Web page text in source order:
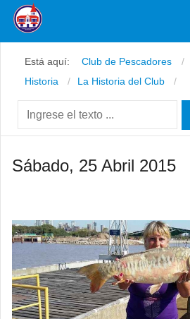
Youtube
Instagram
Está aquí: Club de Pescadores
Historia
La Historia del Club
Sábado, 25 Abril 2015